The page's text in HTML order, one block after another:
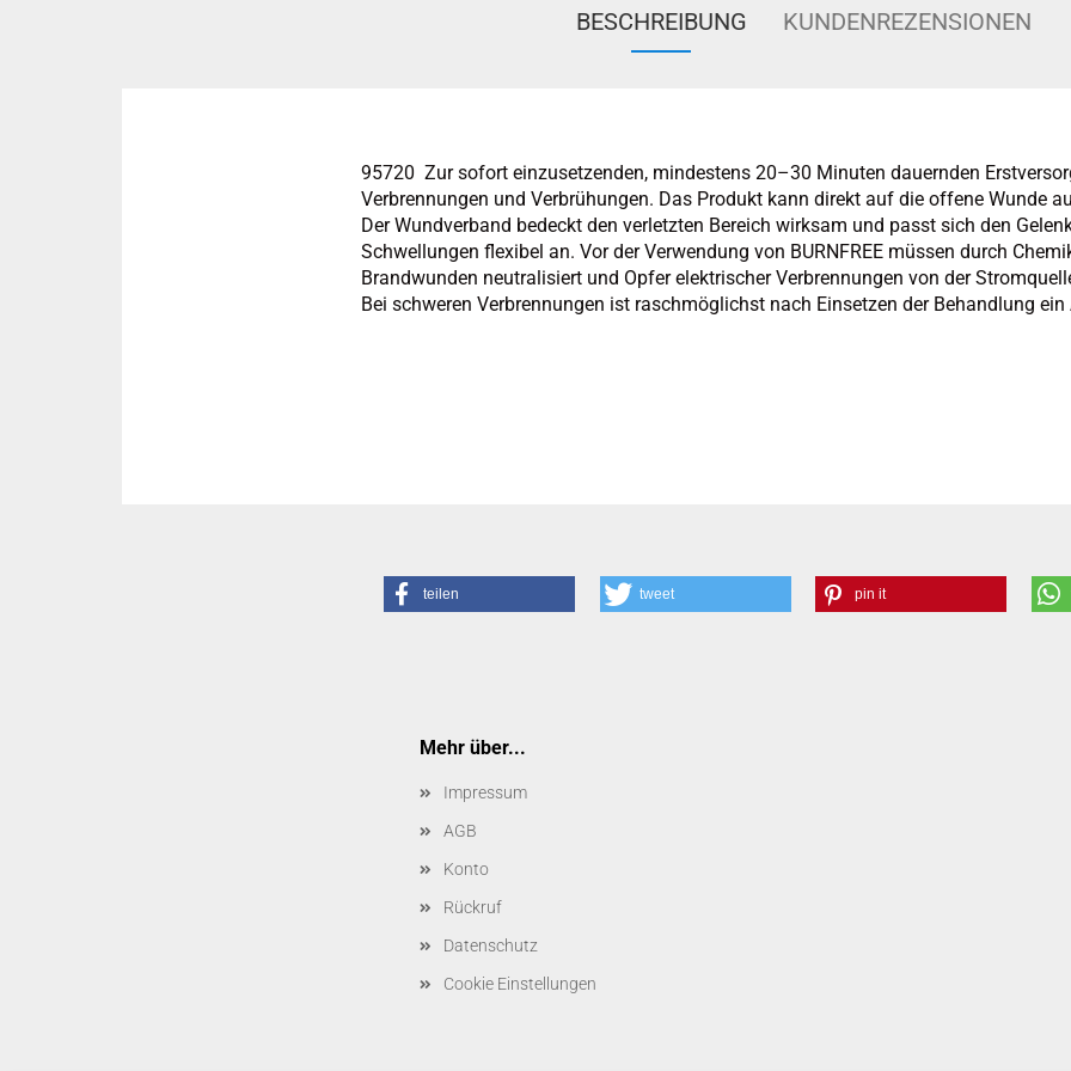
BESCHREIBUNG KUNDENREZENSIONEN
95720 Zur sofort einzusetzenden, mindestens 20–30 Minuten dauernden
Verbrennungen und Verbrühungen. Das Produkt kann direkt auf die offene Wunde
Der Wundverband bedeckt den verletzten Bereich wirksam und passt sich den
Schwellungen flexibel an. Vor der Verwendung von BURNFREE müssen durch
Brandwunden neutralisiert und Opfer elektrischer Verbrennungen von der
Bei schweren Verbrennungen ist raschmöglichst nach Einsetzen der Behandlung
teilen tweet pin it
Mehr über...
Impressum
AGB
Konto
Rückruf
Datenschutz
Cookie Einstellungen